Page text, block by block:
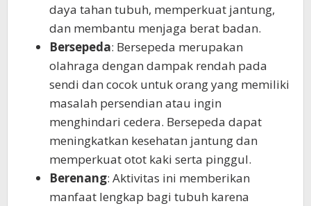
daya tahan tubuh, memperkuat jantung,
dan membantu menjaga berat badan.
Bersepeda: Bersepeda merupakan
olahraga dengan dampak rendah pada
sendi dan cocok untuk orang yang memiliki
masalah persendian atau ingin
menghindari cedera. Bersepeda dapat
meningkatkan kesehatan jantung dan
memperkuat otot kaki serta pinggul.
Berenang: Aktivitas ini memberikan
manfaat lengkap bagi tubuh karena